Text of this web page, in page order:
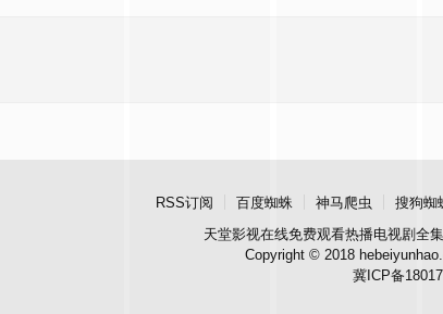
RSS订阅 百度蜘蛛 神马爬虫 搜狗蜘
天堂影视在线免费观看热播电视剧全
Copyright © 2018
冀ICP备